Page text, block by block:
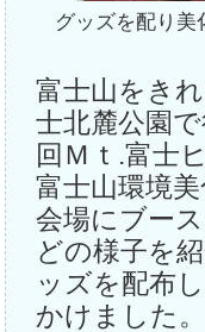
グッズを配り
富士山をき
士北麓公園
回Ｍｔ.富士
富士山環境
会場にブー
どの様子を
ッズを配布
かけました。